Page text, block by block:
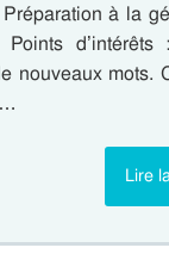
à la
Points
nouveaux mots.
Lire